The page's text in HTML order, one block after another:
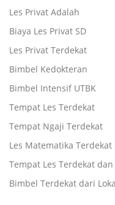
Les Privat Adalah
Biaya Les Privat SD
Les Privat Terdekat
Bimbel Kedokteran
Bimbel Intensif UTBK
Tempat Les Terdekat
Tempat Ngaji Terdekat
Les Matematika Terdekat
Tempat Les Terdekat
Bimbel Terdekat dari